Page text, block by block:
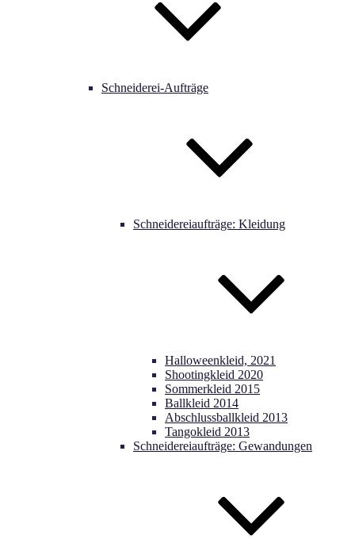
Schneiderei-Aufträge
Schneidereiaufträge: Kleidung
Halloweenkleid, 2021
Shootingkleid 2020
Sommerkleid 2015
Ballkleid 2014
Abschlussballkleid 2013
Tangokleid 2013
Schneidereiaufträge: Gewandungen